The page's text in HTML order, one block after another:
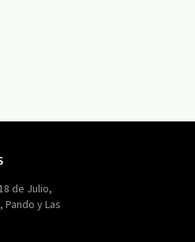
de Julio,
y Las